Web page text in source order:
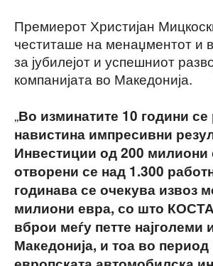
Премиерот Христијан
честиташе на менаџментот и
за јубилејот и успешниот
компанијата во Македонија.
„Во изминатите 10 години
навистина импресивни
Инвестиции од 200 милиони
отворени се над 1.300
годинава се очекува извоз
милиони евра, со што
вброи меѓу петте најголеми
Македонија, и тоа во период